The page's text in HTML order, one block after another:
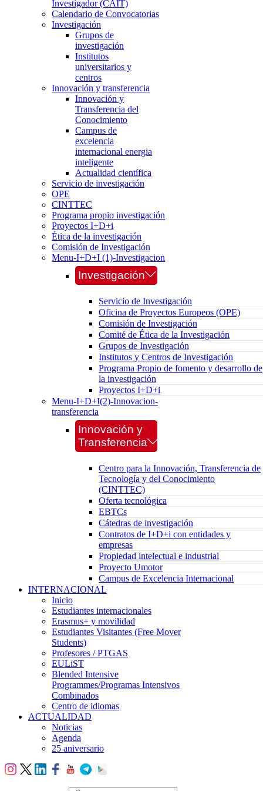
Investigador (CAIT)
Calendario de Convocatorias
Investigación
Grupos de
investigación
Institutos
universitarios y
centros
Innovación y transferencia
Innovación y
Transferencia del
Conocimiento
Campus de
excelencia
internacional energia
inteligente
Actualidad científica
Servicio de investigación
OPE
CINTTEC
Programa propio investigación
Proyectos I+D+i
Ética de la investigación
Comisión de Investigación
Menu-I+D+I (1)-Investigacion
Investigación
Servicio de Investigación
Oficina de Proyectos Europeos (OPE)
Comisión de Investigación
Comité de Ética de la Investigación
Grupos de Investigación
Institutos y Centros de Investigación
Programa Propio de fomento y desarrollo de
la investigación
Proyectos I+D+i
Menu-I+D+I(2)-Innovacion-
transferencia
Innovación y
Transferencia
Centro para la Innovación, Transferencia de
Tecnología y del Conocimiento
(CINTTEC)
Oferta tecnológica
EBTCs
Cátedras de investigación
Contratos de I+D+i con entidades y
empresas
Propiedad intelectual e industrial
Proyecto Umotor
Campus de Excelencia Internacional
INTERNACIONAL
Inicio
Estudiantes internacionales
Erasmus+ y movilidad
Estudiantes Visitantes (Free Mover
Students)
Profesores / PTGAS
EULiST
Blended Intensive
Programmes/Programas Intensivos
Combinados
Centro de idiomas
ACTUALIDAD
Noticias
Agenda
25 aniversario